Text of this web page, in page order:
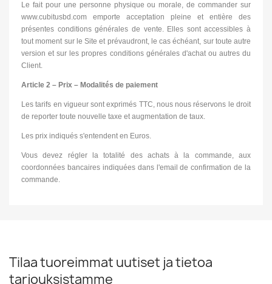
Le fait pour une personne physique ou morale, de commander sur
www.cubitusbd.com emporte acceptation pleine et entière des
présentes conditions générales de vente. Elles sont accessibles à
tout moment sur le Site et prévaudront, le cas échéant, sur toute autre
version et sur les propres conditions générales d'achat ou autres du
Client.
Article 2 – Prix – Modalités de paiement
Les tarifs en vigueur sont exprimés TTC, nous nous réservons le droit
de reporter toute nouvelle taxe et augmentation de taux.
Les prix indiqués s'entendent en Euros.
Vous devez régler la totalité des achats à la commande, aux
coordonnées bancaires indiquées dans l'email de confirmation de la
commande.
Tilaa tuoreimmat uutiset ja tietoa
tarjouksistamme